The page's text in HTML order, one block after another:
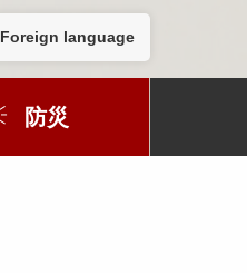
Foreign language
防災